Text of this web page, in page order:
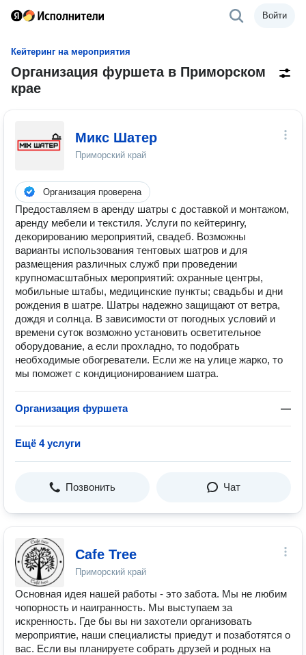
Войти
Кейтеринг на мероприятия
Организация фуршета в Приморском
крае
Микс Шатер
Приморский край
Организация проверена
Предоставляем в аренду шатры с доставкой и монтажом,
аренду мебели и текстиля. Услуги по кейтерингу,
декорированию мероприятий, свадеб. Возможны
варианты использования тентовых шатров и для
размещения различных служб при проведении
крупномасштабных мероприятий: охранные центры,
мобильные штабы, медицинские пункты; свадьбы и дни
рождения в шатре. Шатры надежно защищают от ветра,
дождя и солнца. В зависимости от погодных условий и
времени суток возможно установить осветительное
оборудование, а если прохладно, то подобрать
необходимые обогреватели. Если же на улице жарко, то
мы поможет с кондиционированием шатра.
Организация фуршета —
Ещё 4 услуги
Позвонить Чат
Cafe Tree
Приморский край
Основная идея нашей работы - это забота. Мы не любим
чопорность и наигранность. Мы выступаем за
искренность. Где бы вы ни захотели организовать
мероприятие, наши специалисты приедут и позаботятся о
вас. Если вы планируете собрать друзей и родных на